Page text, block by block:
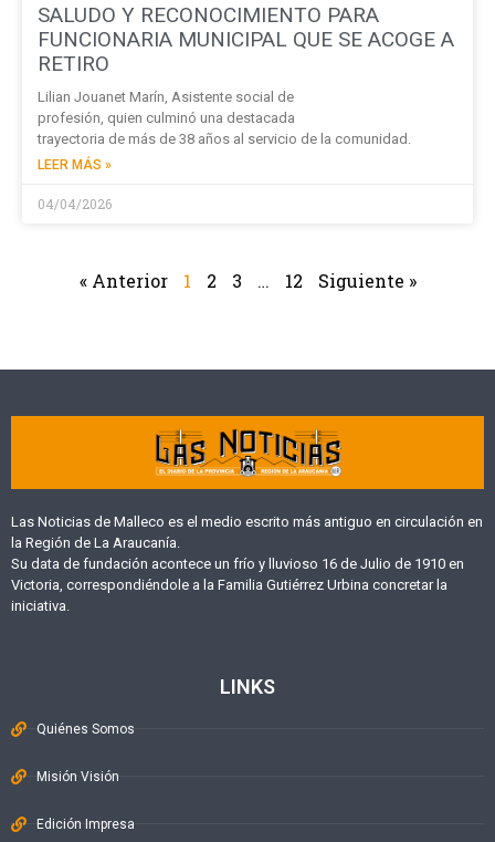
SALUDO Y RECONOCIMIENTO PARA
FUNCIONARIA MUNICIPAL QUE SE ACOGE A
RETIRO
Lilian Jouanet Marín, Asistente social de
profesión, quien culminó una destacada
trayectoria de más de 38 años al servicio de la comunidad.
LEER MÁS »
04/04/2026
« Anterior 1 2 3 … 12 Siguiente »
Las Noticias de Malleco es el medio escrito más antiguo en circulación en
la Región de La Araucanía.
Su data de fundación acontece un frío y lluvioso 16 de Julio de 1910 en
Victoria, correspondiéndole a la Familia Gutiérrez Urbina concretar la
iniciativa.
LINKS
Quiénes Somos
Misión Visión
Edición Impresa